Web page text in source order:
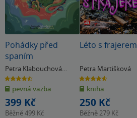
Pohádky před
spaním
Petra Klabouchová
& další
4.5
z
5
hvězdiček
pevná vazba
399 Kč
Běžně499 Kč
Léto s frajerem
Petra Martišková
4.6
z
5
hvězdiček
kniha
250 Kč
Běžně279 Kč